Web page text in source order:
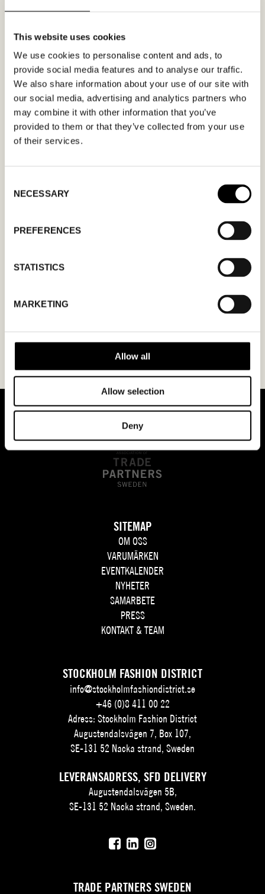
This website uses cookies
We use cookies to personalise content and ads, to
provide social media features and to analyse our traffic.
We also share information about your use of our site with
our social media, advertising and analytics partners who
may combine it with other information that you’ve
provided to them or that they’ve collected from your use
of their services.
Selection
NECESSARY
PREFERENCES
STATISTICS
MARKETING
Allow all
Allow selection
Deny
I formuläret kan du fylla i ett önskat datum för
möte och en hälsning. Kom ihåg att skriva i din
mailadress korrekt för att bekräftelsen ska nå
dig. Endast bekräftade mötesförfrågningar
gäller.
snedstreck
SITEMAP
OM OSS
VARUMÄRKEN
EVENTKALENDER
NYHETER
SAMARBETE
PRESS
KONTAKT & TEAM
STOCKHOLM FASHION DISTRICT
info@stockholmfashiondistrict.se
+46 (0)8 411 00 22
Adress: Stockholm Fashion District
Augustendalsvägen 7, Box 107,
SE-131 52 Nacka strand, Sweden
LEVERANSADRESS, SFD DELIVERY
Augustendalsvägen 5B,
SE-131 52 Nacka strand, Sweden.
TRADE PARTNERS SWEDEN